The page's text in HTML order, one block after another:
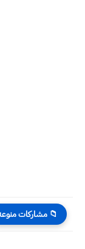
📁 مشاركات